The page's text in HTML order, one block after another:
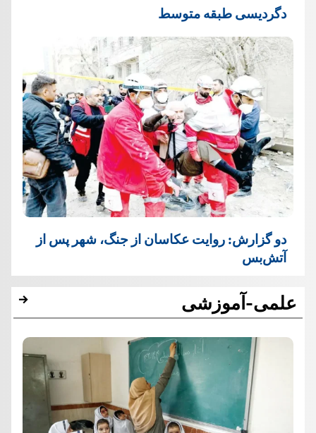
دگردیسی طبقه متوسط
دو گزارش: روایت عکاسان از جنگ، شهر پس از
آتش‌بس
علمی-آموزشی